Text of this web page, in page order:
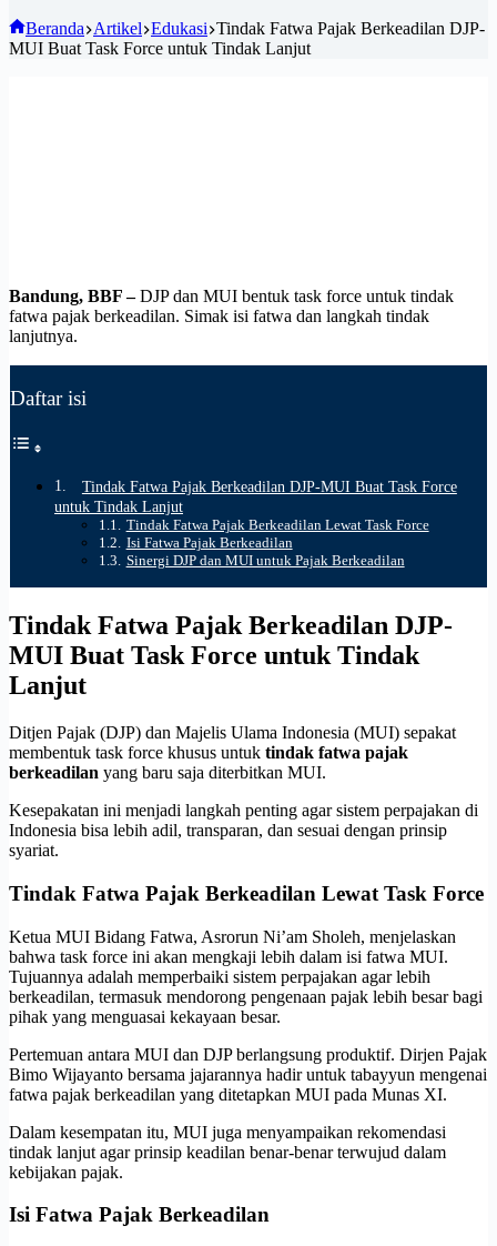
Beranda Artikel Edukasi Tindak Fatwa Pajak Berkeadilan DJP-
MUI Buat Task Force untuk Tindak Lanjut
Bandung, BBF –DJP dan MUI bentuk task force untuk tindak
fatwa pajak berkeadilan. Simak isi fatwa dan langkah tindak
lanjutnya.
Daftar isi
Tindak Fatwa Pajak Berkeadilan DJP-MUI Buat Task Force
untuk Tindak Lanjut
Tindak Fatwa Pajak Berkeadilan Lewat Task Force
Isi Fatwa Pajak Berkeadilan
Sinergi DJP dan MUI untuk Pajak Berkeadilan
Tindak Fatwa Pajak Berkeadilan DJP-
MUI Buat Task Force untuk Tindak
Lanjut
Ditjen Pajak (DJP) dan Majelis Ulama Indonesia (MUI) sepakat
membentuk task force khusus untuk tindak fatwa pajak
berkeadilan yang baru saja diterbitkan MUI.
Kesepakatan ini menjadi langkah penting agar sistem perpajakan di
Indonesia bisa lebih adil, transparan, dan sesuai dengan prinsip
syariat.
Tindak Fatwa Pajak Berkeadilan Lewat Task Force
Ketua MUI Bidang Fatwa, Asrorun Ni’am Sholeh, menjelaskan
bahwa task force ini akan mengkaji lebih dalam isi fatwa MUI.
Tujuannya adalah memperbaiki sistem perpajakan agar lebih
berkeadilan, termasuk mendorong pengenaan pajak lebih besar bagi
pihak yang menguasai kekayaan besar.
Pertemuan antara MUI dan DJP berlangsung produktif. Dirjen Pajak
Bimo Wijayanto bersama jajarannya hadir untuk tabayyun mengenai
fatwa pajak berkeadilan yang ditetapkan MUI pada Munas XI.
Dalam kesempatan itu, MUI juga menyampaikan rekomendasi
tindak lanjut agar prinsip keadilan benar-benar terwujud dalam
kebijakan pajak.
Isi Fatwa Pajak Berkeadilan